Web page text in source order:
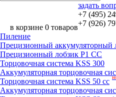
в корзине 0 товаров
задать
+7 (495)
+7 (926)
Пиление
Прецизионный аккумуляторный
Прецизионный лобзик P1 CC
Торцовочная система KSS 300
Аккумуляторная торцовочная
Торцовочная система KSS 50 сс
Аккумуляторная торцовочная